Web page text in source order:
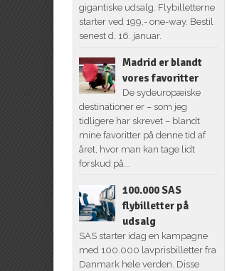
gigantiske udsalg. Flybilletterne
starter ved 199,- one-way. Bestil
senest d. 16. januar.
Madrid er blandt
vores favoritter
De sydeuropæiske
destinationer er – som jeg
tidligere har skrevet – blandt
mine favoritter på denne tid af
året, hvor man kan tage lidt
forskud på...
100.000 SAS
flybilletter på
udsalg
SAS starter idag en kampagne
med 100.000 lavprisbilletter fra
Danmark hele verden. Disse